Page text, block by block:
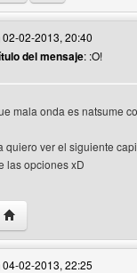
02-02-2013, 20:40
del mensaje: :O!
mala onda es natsume
quiero ver el siguiente
las opciones xD
Visitar sitio web del
04-02-2013, 22:25